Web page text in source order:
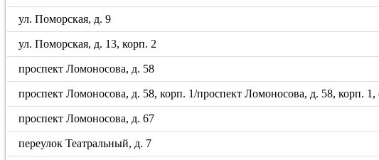
ул. Поморская, д. 9
ул. Поморская, д. 13, корп. 2
проспект Ломоносова, д. 58
проспект Ломоносова, д. 58, корп. 1/проспект Ломоносова, д. 58, корп. 1,
проспект Ломоносова, д. 67
переулок Театральный, д. 7